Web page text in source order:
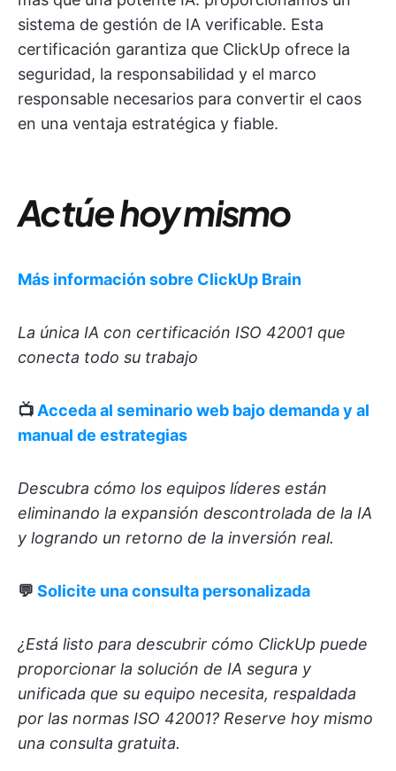
sistema de gestión de IA verificable. Esta
certificación garantiza que ClickUp ofrece la
seguridad, la responsabilidad y el marco
responsable necesarios para convertir el caos
en una ventaja estratégica y fiable.
Actúe hoy mismo
Más información sobre ClickUp Brain
La única IA con certificación ISO 42001 que
conecta todo su trabajo
📺 Acceda al seminario web bajo demanda y al
manual de estrategias
Descubra cómo los equipos líderes están
eliminando la expansión descontrolada de la IA
y logrando un retorno de la inversión real.
💬 Solicite una consulta personalizada
¿Está listo para descubrir cómo ClickUp puede
proporcionar la solución de IA segura y
unificada que su equipo necesita, respaldada
por las normas ISO 42001? Reserve hoy mismo
una consulta gratuita.